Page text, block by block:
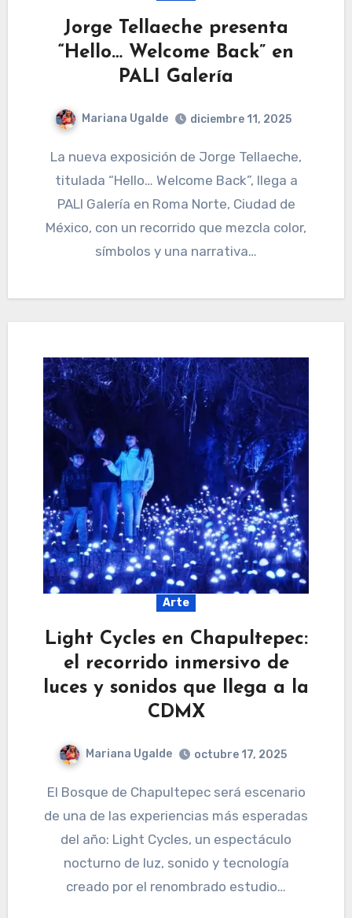
Jorge Tellaeche presenta
“Hello… Welcome Back” en
PALI Galería
Mariana Ugalde diciembre 11, 2025
La nueva exposición de Jorge Tellaeche,
titulada “Hello… Welcome Back”, llega a
PALI Galería en Roma Norte, Ciudad de
México, con un recorrido que mezcla color,
símbolos y una narrativa…
Arte
Light Cycles en Chapultepec:
el recorrido inmersivo de
luces y sonidos que llega a la
CDMX
Mariana Ugalde octubre 17, 2025
El Bosque de Chapultepec será escenario
de una de las experiencias más esperadas
del año: Light Cycles, un espectáculo
nocturno de luz, sonido y tecnología
creado por el renombrado estudio…